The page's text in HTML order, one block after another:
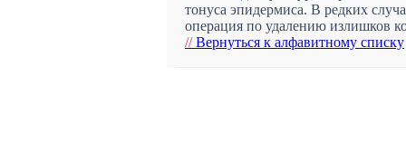
тонуса эпидермиса. В редких
операция по удалению излишков
//Вернуться к алфавитному списку